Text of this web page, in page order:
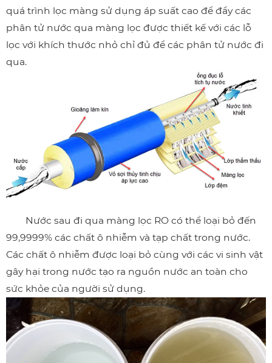
quá trình lọc màng sử dụng áp suất cao để đẩy các
phân tử nước qua màng lọc được thiết kế với các lỗ
lọc với khích thước nhỏ chỉ đủ để các phân tử nước đi
qua.
Nước sau đi qua màng lọc RO có thể loại bỏ đến
99,9999% các chất ô nhiễm và tạp chất trong nước.
Các chất ô nhiễm được loại bỏ cùng với các vi sinh vật
gây hại trong nước tạo ra nguồn nước an toàn cho
sức khỏe của người sử dụng.